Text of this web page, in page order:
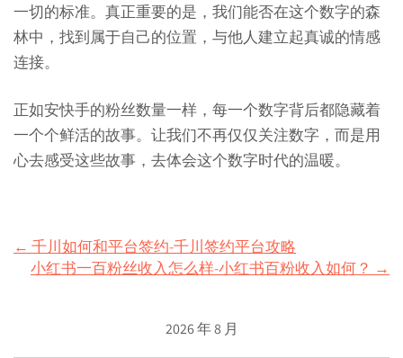
一切的标准。真正重要的是，我们能否在这个数字的森
林中，找到属于自己的位置，与他人建立起真诚的情感
连接。
正如安快手的粉丝数量一样，每一个数字背后都隐藏着
一个个鲜活的故事。让我们不再仅仅关注数字，而是用
心去感受这些故事，去体会这个数字时代的温暖。
Post
navigation
← 千川如何和平台签约-千川签约平台攻略
小红书一百粉丝收入怎么样-小红书百粉收入如何？ →
2026 年 8 月